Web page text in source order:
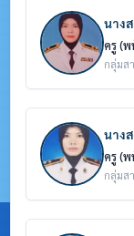
นาง
ครู (พ
กลุ่มส
นาง
ครู (พ
กลุ่มส